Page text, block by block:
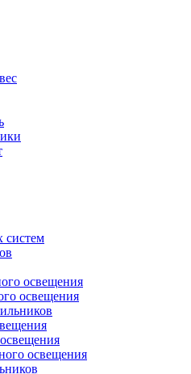
систем
освещения
освещения
освещения